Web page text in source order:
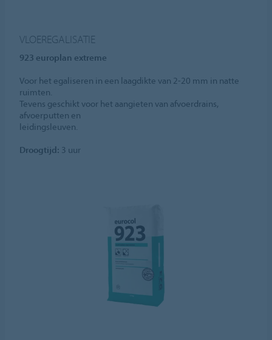
VLOEREGALISATIE
923 europlan extreme
Voor het egaliseren in een laagdikte van 2-20 mm in natte
ruimten.
Tevens geschikt voor het aangieten van afvoerdrains,
afvoerputten en
leidingsleuven.
Droogtijd: 3 uur